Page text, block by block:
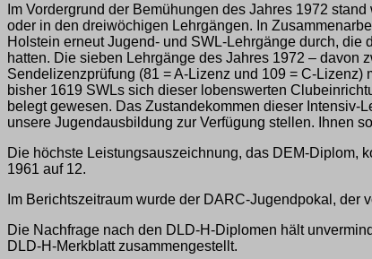
Im Vordergrund der Bemühungen des Jahres 1972
oder in den dreiwöchigen Lehrgängen. In
Holstein erneut Jugend- und SWL-Lehrgänge durch,
hatten. Die sieben Lehrgänge des Jahres 1972 – davon
Sendelizenzprüfung (81 = A-Lizenz und 109 = C-
bisher 1619 SWLs sich dieser lobenswerten
belegt gewesen. Das Zustandekommen dieser Intensiv-
unsere Jugendausbildung zur Verfügung stellen. Ihnen
Die höchste Leistungsauszeichnung, das DEM-Diplom,
1961 auf 12.
Im Berichtszeitraum wurde der DARC-Jugendpokal,
Die Nachfrage nach den DLD-H-Diplomen hält
DLD-H-Merkblatt zusammengestellt.